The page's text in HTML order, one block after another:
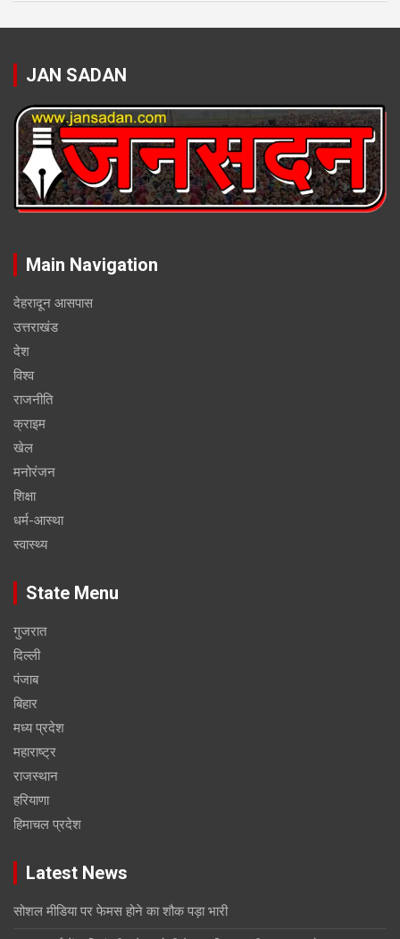
JAN SADAN
Main Navigation
देहरादून आसपास
उत्तराखंड
देश
विश्व
राजनीति
क्राइम
खेल
मनोरंजन
शिक्षा
धर्म-आस्था
स्वास्थ्य
State Menu
गुजरात
दिल्ली
पंजाब
बिहार
मध्य प्रदेश
महाराष्ट्र
राजस्थान
हरियाणा
हिमाचल प्रदेश
Latest News
सोशल मीडिया पर फेमस होने का शौक पड़ा भारी